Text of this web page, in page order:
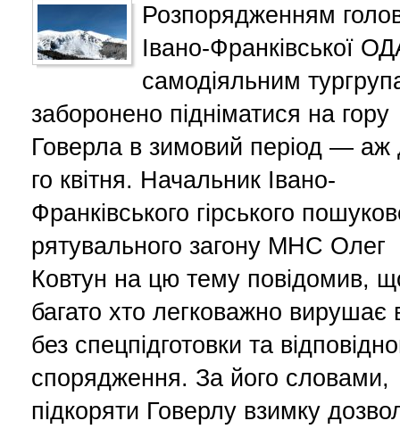
Розпорядженням
Івано-Франківської
самодіяльним
заборонено підніматися на гору
Говерла в зимовий період — аж
го квітня. Начальник Івано-
Франківського гірського
рятувального загону МНС Олег
Ковтун на цю тему повідомив,
багато хто легковажно вирушає
без спецпідготовки та
спорядження. За його словами,
підкоряти Говерлу взимку